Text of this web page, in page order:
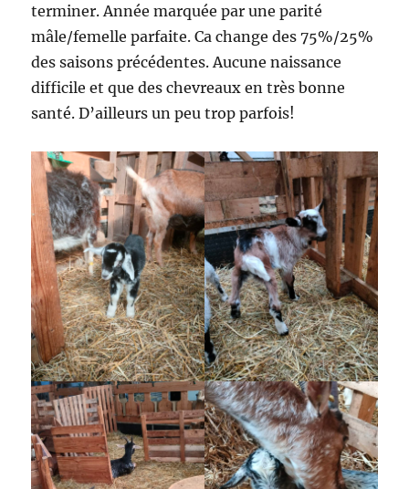
terminer. Année marquée par une parité
mâle/femelle parfaite. Ca change des 75%/25%
des saisons précédentes. Aucune naissance
difficile et que des chevreaux en très bonne
santé. D’ailleurs un peu trop parfois!